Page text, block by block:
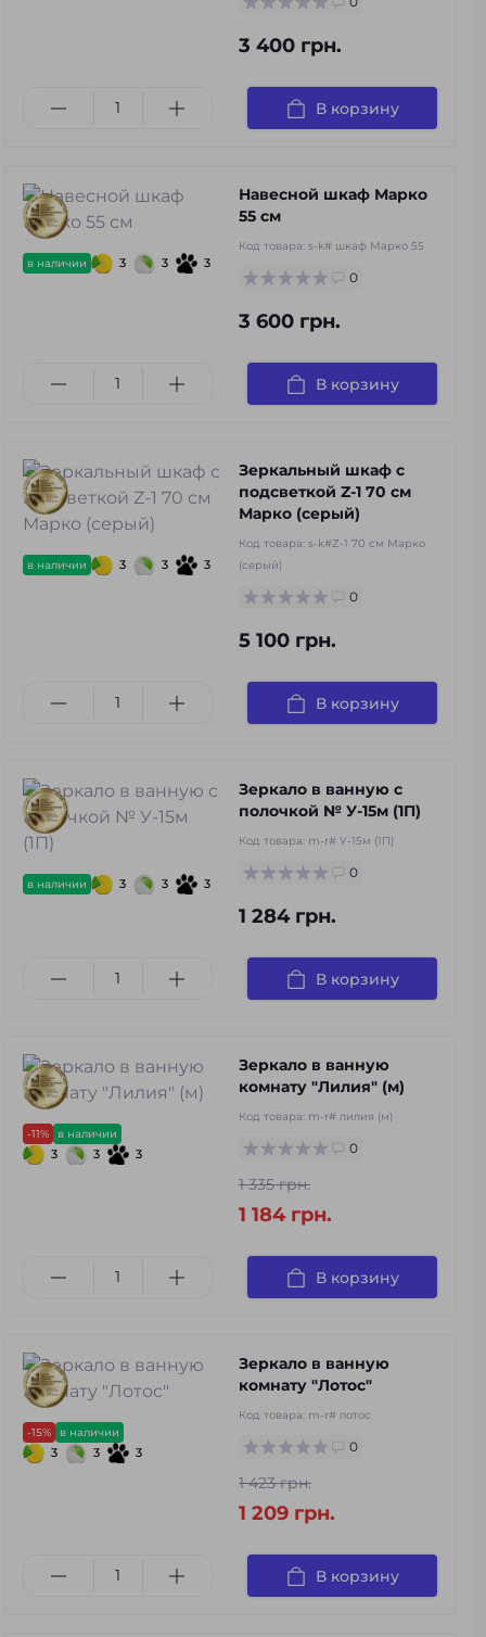
3 400 грн.
В корзину
в наличии 3 3 3
Навесной шкаф Марко
55 см
Код товара: s-k# шкаф Марко 55
0
3 600 грн.
В корзину
в наличии 3 3 3
Зеркальный шкаф с
подсветкой Z-1 70 см
Марко (серый)
Код товара: s-k#Z-1 70 см Марко
(серый)
0
5 100 грн.
В корзину
в наличии 3 3 3
Зеркало в ванную с
полочкой № У-15м (1П)
Код товара: m-r# У-15м (1П)
0
1 284 грн.
В корзину
-11% в наличии
3 3 3
Зеркало в ванную
комнату "Лилия" (м)
Код товара: m-r# лилия (м)
0
1 335 грн.
1 184 грн.
В корзину
-15% в наличии
3 3 3
Зеркало в ванную
комнату "Лотос"
Код товара: m-r# лотос
0
1 423 грн.
1 209 грн.
В корзину